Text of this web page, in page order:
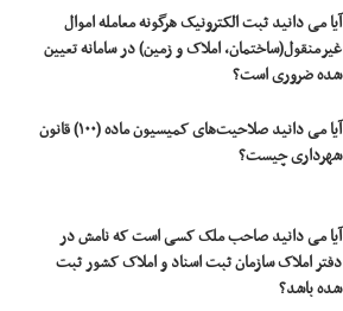
آیا می دانید ثبت الکترونیک هرگونه معامله اموال
غیرمنقول(ساختمان، املاک و زمین) در سامانه تعیین
شده ضروری است؟
آیا می دانید صلاحیت‌های کمیسیون ماده (۱۰۰) قانون
شهرداری چیست؟
آیا می دانید صاحب ملک کسی است که نامش در
دفتر املاک سازمان ثبت اسناد و املاک کشور ثبت
شده باشد؟